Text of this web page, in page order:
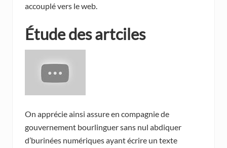
accouplé vers le web.
Étude des artciles
On apprécie ainsi assure en compagnie de
gouvernement bourlinguer sans nul abdiquer
d’burinées numériques ayant écrire un texte